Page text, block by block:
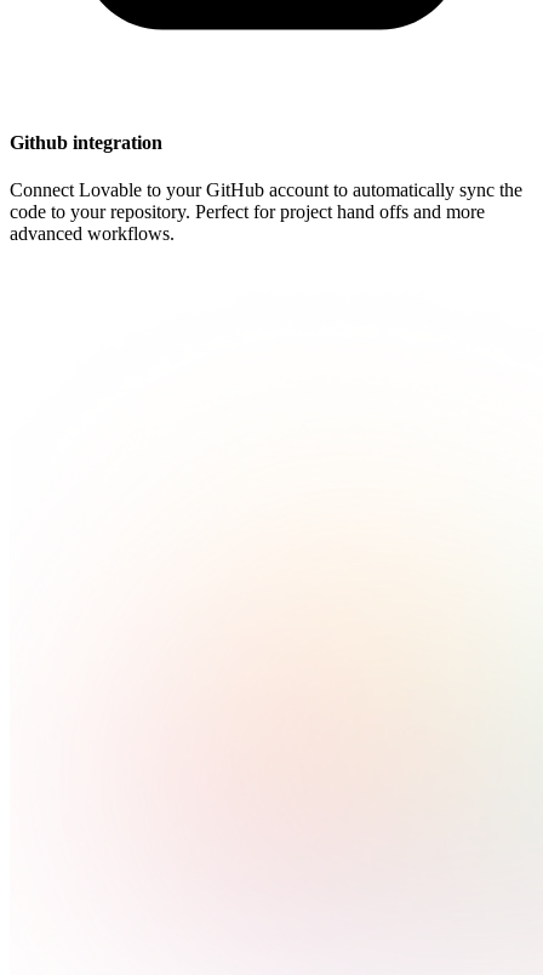
Github integration
Connect Lovable to your GitHub account to automatically sync the
code to your repository. Perfect for project hand offs and more
advanced workflows.